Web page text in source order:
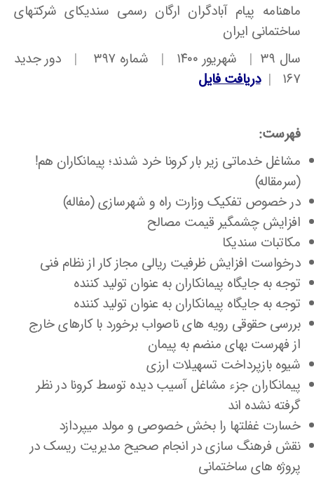
ماهنامه پیام آبادگران ارگان رسمی سندیکای شرکتهای
ساختمانی ایران
سال ۳۹ | شهریور ۱۴۰۰ | شماره ۳۹۷ | دور جدید
۱۶۷ |
دریافت فایل
فهرست:
مشاغل خدماتی زیر بار کرونا خرد شدند؛ پیمانکاران هم!
(سرمقاله)
در خصوص تفکیک وزارت راه و شهرسازی (مفاله)
افزایش چشمگیر قیمت مصالح
مکاتبات سندیکا
درخواست افزایش ظرفیت ریالی مجاز کار از نظام فنی
توجه به جایگاه پیمانکاران به عنوان تولید کننده
توجه به جایگاه پیمانکاران به عنوان تولید کننده
بررسی حقوقی رویه های ناصواب برخورد با کارهای خارج
از فهرست بهای منضم به پیمان
شیوه بازپرداخت تسهیلات ارزی
پیمانکاران جزء مشاغل آسیب دیده توسط کرونا در نظر
گرفته نشده اند
خسارت غفلتها را بخش خصوصی و مولد میپردازد
نقش فرهنگ سازی در انجام صحیح مدیریت ریسک در
پروژه های ساختمانی